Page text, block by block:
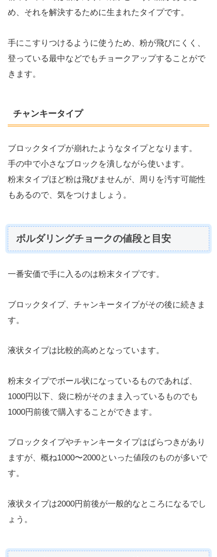
め、それを解決するために生まれたタイプです。
手にこすりつけるように使うため、粉が飛びにくく、
登っている最中などでもチョークアップすることがで
きます。
チャンキータイプ
ブロックタイプが崩れたようなタイプとなります。
手の中で小さなブロックを潰しながら使います。
粉末タイプほど粉は飛びませんが、周りを汚す可能性
もあるので、気をつけましょう。
ボルダリングチョークの値段と目安
一番安価で手に入るのは粉末タイプです。
ブロックタイプ、チャンキータイプがその後に続きま
す。
液状タイプは比較的高めとなっています。
粉末タイプでボール状になっているものであれば、
1000円以下、袋に粉がそのまま入っているものでも
1000円前後で購入することができます。
ブロックタイプやチャンキータイプはばらつきがあり
ますが、概ね1000〜2000といった値段のものが多いで
す。
液状タイプは2000円前後が一般的なところになるでし
ょう。